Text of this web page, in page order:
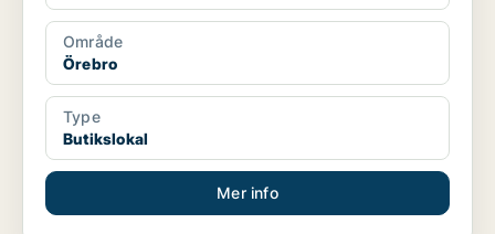
Område
Örebro
Type
Butikslokal
Mer info